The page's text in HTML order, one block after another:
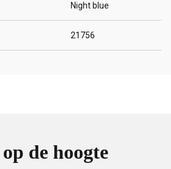
Night blue
21756
de hoogte